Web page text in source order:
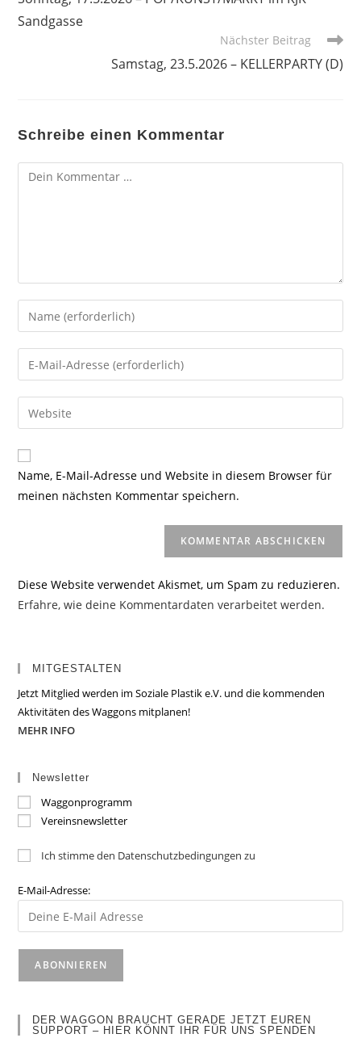
ansehen
Sandgasse
Nächster Beitrag
Samstag, 23.5.2026 – KELLERPARTY (D)
Schreibe einen Kommentar
Kommentar
Gib
deinen
Namen
oder
zum
Kommentieren
ein
Gib
deine
E-
Mail-
zum
Kommentieren
ein
Gib
deine
Website-
URL
Name, E-Mail-Adresse und Website in diesem Browser für
meinen nächsten Kommentar speichern.
Diese Website verwendet Akismet, um Spam zu reduzieren.
Erfahre, wie deine Kommentardaten verarbeitet werden.
MITGESTALTEN
Jetzt Mitglied werden im Soziale Plastik e.V. und die kommenden
Aktivitäten des Waggons mitplanen!
MEHR INFO
Newsletter
Waggonprogramm
Vereinsnewsletter
Ich stimme den Datenschutzbedingungen zu
E-Mail-Adresse:
DER WAGGON BRAUCHT GERADE JETZT EUREN
SUPPORT – HIER KÖNNT IHR FÜR UNS SPENDEN